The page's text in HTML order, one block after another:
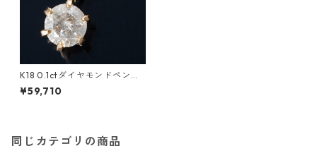
K18 0.1ctダイヤモンドペンダ
ント/ネックレス ベネチアンチ
ェーン（鑑別書付き） ジュエ
¥59,710
同じカテゴリの商品